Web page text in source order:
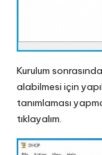
Kurulum
alabilmesi için
tanımlaması
tıklayalım.